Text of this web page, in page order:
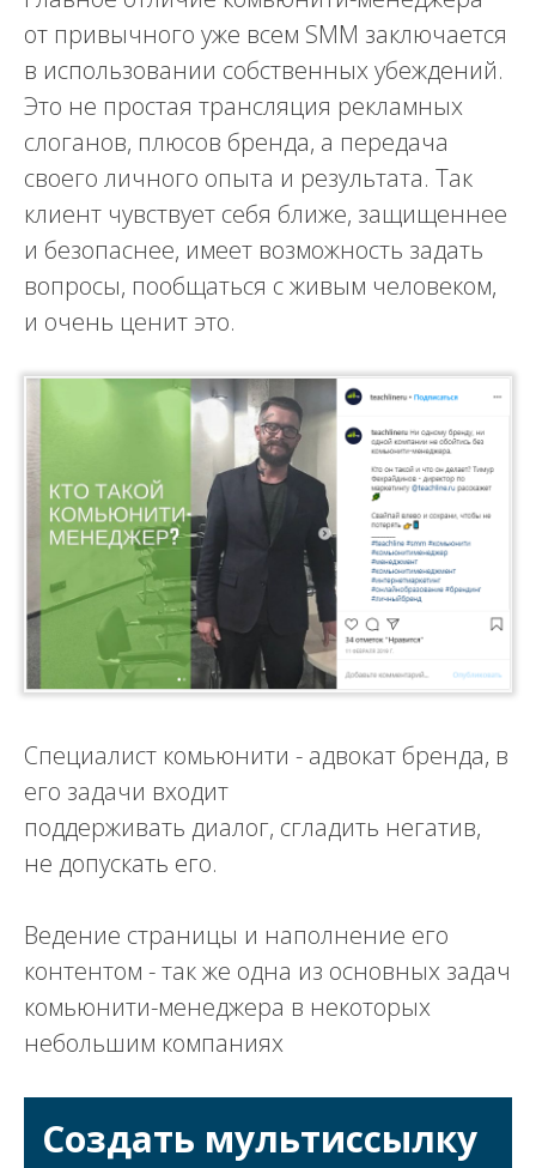
от привычного уже всем SMM заключается
в использовании собственных убеждений.
Это не простая трансляция рекламных
слоганов, плюсов бренда, а передача
своего личного опыта и результата. Так
клиент чувствует себя ближе, защищеннее
и безопаснее, имеет возможность задать
вопросы, пообщаться с живым человеком,
и очень ценит это.
Специалист комьюнити - адвокат бренда, в
его задачи входит
поддерживать диалог, сгладить негатив,
не допускать его.
Ведение страницы и наполнение его
контентом - так же одна из основных задач
комьюнити-менеджера в некоторых
небольшим компаниях
Создать мультиссылку